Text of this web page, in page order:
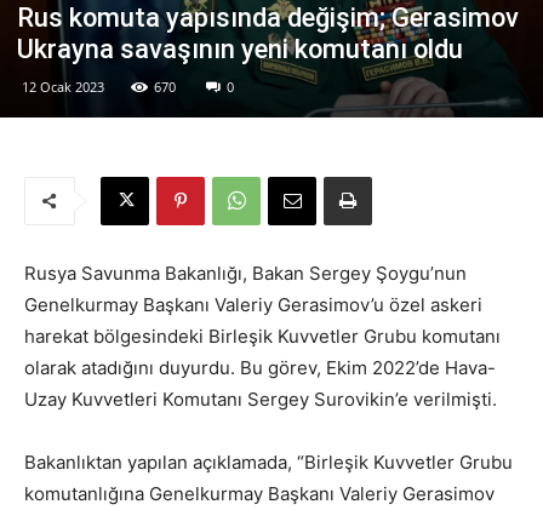
Rus komuta yapısında değişim; Gerasimov
Ukrayna savaşının yeni komutanı oldu
12 Ocak 2023 670 0
Rusya Savunma Bakanlığı, Bakan Sergey Şoygu’nun
Genelkurmay Başkanı Valeriy Gerasimov’u özel askeri
harekat bölgesindeki Birleşik Kuvvetler Grubu komutanı
olarak atadığını duyurdu. Bu görev, Ekim 2022’de Hava-
Uzay Kuvvetleri Komutanı Sergey Surovikin’e verilmişti.
Bakanlıktan yapılan açıklamada, “Birleşik Kuvvetler Grubu
komutanlığına Genelkurmay Başkanı Valeriy Gerasimov